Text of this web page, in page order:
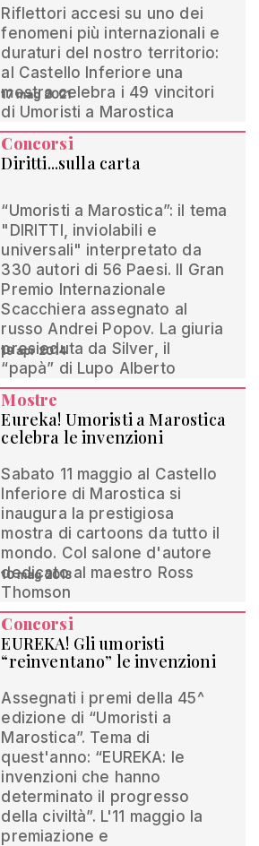
Riflettori accesi su uno dei
fenomeni più internazionali e
duraturi del nostro territorio:
al Castello Inferiore una
mostra celebra i 49 vincitori
di Umoristi a Marostica
17 mag 2021
Concorsi
Diritti...sulla carta
“Umoristi a Marostica”: il tema
"DIRITTI, inviolabili e
universali" interpretato da
330 autori di 56 Paesi. Il Gran
Premio Internazionale
Scacchiera assegnato al
russo Andrei Popov. La giuria
presieduta da Silver, il
“papà” di Lupo Alberto
19 apr 2014
Mostre
Eureka! Umoristi a Marostica
celebra le invenzioni
Sabato 11 maggio al Castello
Inferiore di Marostica si
inaugura la prestigiosa
mostra di cartoons da tutto il
mondo. Col salone d'autore
dedicato al maestro Ross
Thomson
10 mag 2013
Concorsi
EUREKA! Gli umoristi
“reinventano” le invenzioni
Assegnati i premi della 45^
edizione di “Umoristi a
Marostica”. Tema di
quest'anno: “EUREKA: le
invenzioni che hanno
determinato il progresso
della civiltà”. L'11 maggio la
premiazione e